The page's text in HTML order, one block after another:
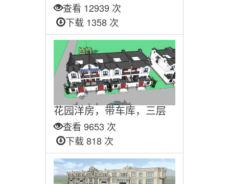
查看 12939 次
下载 1358 次
花园洋房，带车库，三层
查看 9653 次
下载 818 次